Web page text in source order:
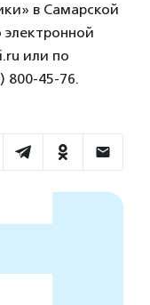
в Самарской
электронной
или по
800-45-76.